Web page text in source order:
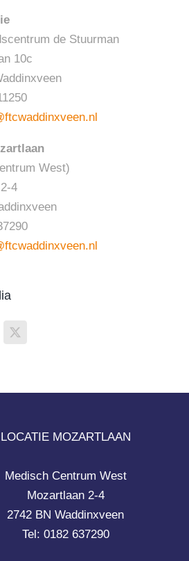
de Stuurman
10c
West)
4
LOCATIE MOZARTLAAN
Medisch Centrum West
Mozartlaan 2-4
2742 BN Waddinxveen
Tel: 0182 637290